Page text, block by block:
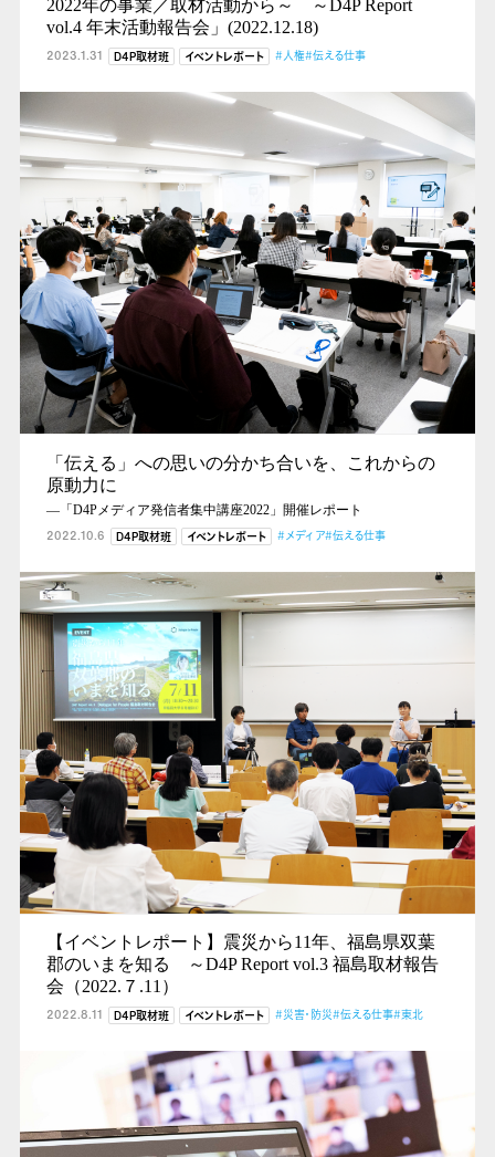
2022年の事業／取材活動から～ ～D4P Report
vol.4 年末活動報告会」(2022.12.18)
2023.1.31 D4P取材班 イベントレポート #人権#伝える仕事
「伝える」への思いの分かち合いを、これからの
原動力に
―「D4Pメディア発信者集中講座2022」開催レポート
2022.10.6 D4P取材班 イベントレポート #メディア#伝える仕事
【イベントレポート】震災から11年、福島県双葉
郡のいまを知る ～D4P Report vol.3 福島取材報告
会（2022.７.11）
2022.8.11 D4P取材班 イベントレポート #災害・防災#伝える仕事#東北